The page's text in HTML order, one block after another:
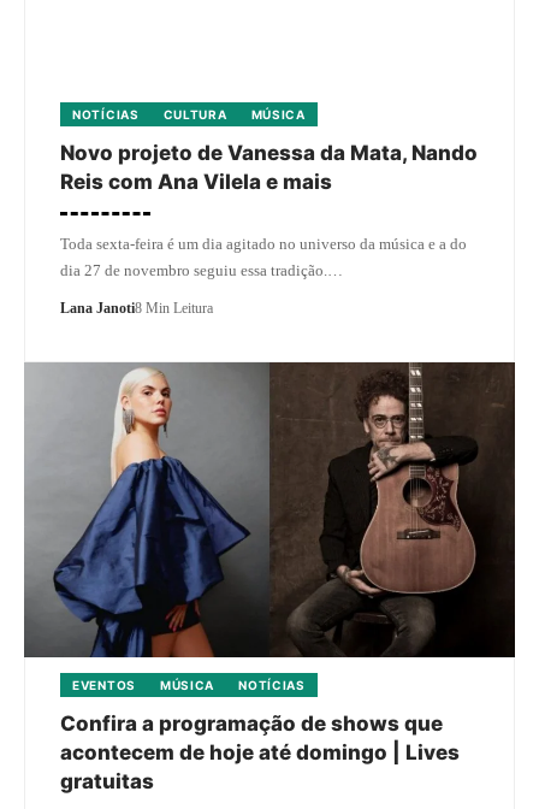
NOTÍCIAS CULTURA MÚSICA
Novo projeto de Vanessa da Mata, Nando
Reis com Ana Vilela e mais
Toda sexta-feira é um dia agitado no universo da música e a do
dia 27 de novembro seguiu essa tradição.…
Lana Janoti8 Min Leitura
EVENTOS MÚSICA NOTÍCIAS
Confira a programação de shows que
acontecem de hoje até domingo | Lives
gratuitas